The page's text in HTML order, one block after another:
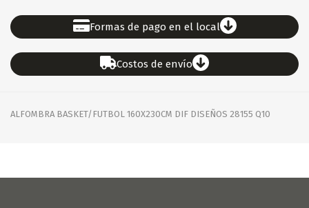
Formas de pago en el local
Costos de envío
ALFOMBRA BASKET/FUTBOL 160X230CM DIF DISEÑOS 28155 Q10